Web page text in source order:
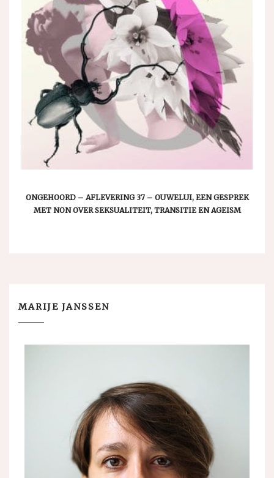
ONGEHOORD – AFLEVERING 37 – OUWELUI, EEN GESPREK
MET NON OVER SEKSUALITEIT, TRANSITIE EN AGEISM
MARIJE JANSSEN